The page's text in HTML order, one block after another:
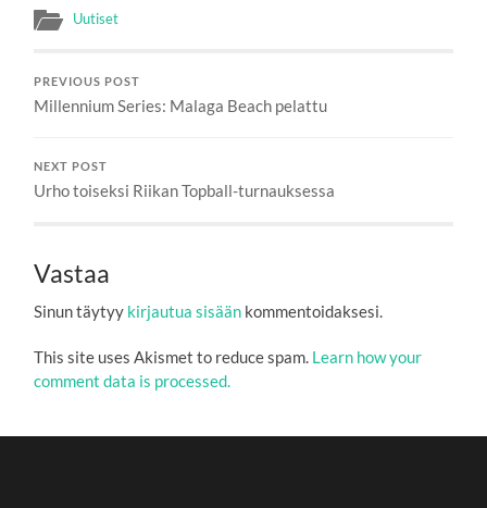
Uutiset
PREVIOUS POST
Millennium Series: Malaga Beach pelattu
NEXT POST
Urho toiseksi Riikan Topball-turnauksessa
Vastaa
Sinun täytyy kirjautua sisään kommentoidaksesi.
This site uses Akismet to reduce spam. Learn how your
comment data is processed.